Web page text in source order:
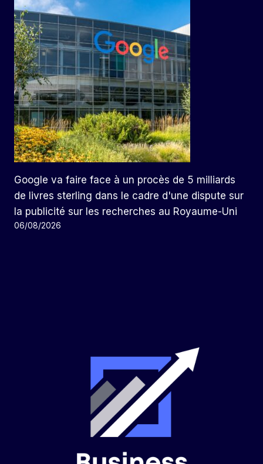
Google va faire face à un procès de 5 milliards
de livres sterling dans le cadre d'une dispute sur
la publicité sur les recherches au Royaume-Uni
06/08/2026